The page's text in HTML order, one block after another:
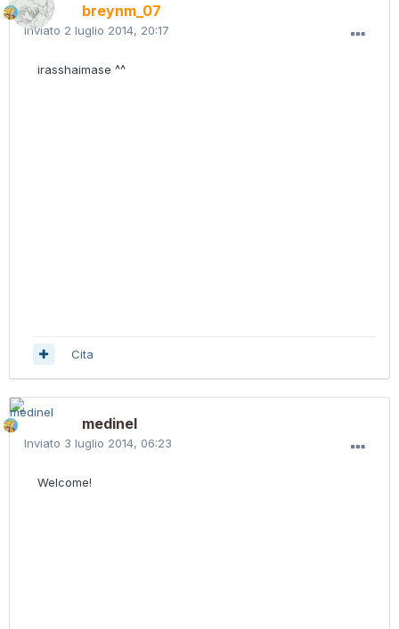
breynm_07
Inviato 2 luglio 2014, 20:17
irasshaimase ^^
Cita
medinel
Inviato 3 luglio 2014, 06:23
Welcome!